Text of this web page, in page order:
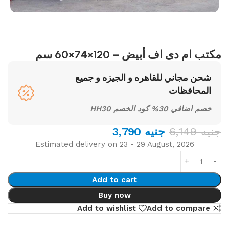
مكتب ام دى اف أبيض – 120×74×60 سم
شحن مجاني للقاهره و الجيزه و جميع
المحافظات
خصم اضافي 30% كود الخصم HH30
جنيه6,149 جنيه
Estimated delivery on 23 - 29 August, 2026
Add to cart
Buy now
Add to compare
Add to wishlist